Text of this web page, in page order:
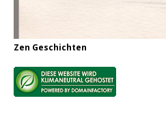
Zen Geschichten